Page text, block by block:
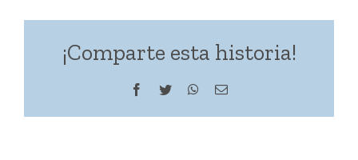
¡Comparte esta historia!
Facebook
Twitter WhatsApp
Correo